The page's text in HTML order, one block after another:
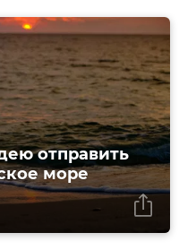
отправить
море